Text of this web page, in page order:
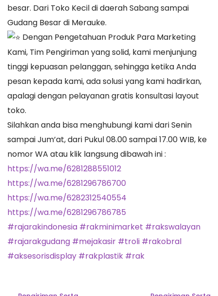
besar. Dari Toko Kecil di daerah Sabang sampai
Gudang Besar di Merauke.
Dengan Pengetahuan Produk Para Marketing
Kami, Tim Pengiriman yang solid, kami menjunjung
tinggi kepuasan pelanggan, sehingga ketika Anda
pesan kepada kami, ada solusi yang kami hadirkan,
apalagi dengan pelayanan gratis konsultasi layout
toko.
Silahkan anda bisa menghubungi kami dari Senin
sampai Jum’at, dari Pukul 08.00 sampai 17.00 WIB, ke
nomor WA atau klik langsung dibawah ini :
https://wa.me/6281288551012
https://wa.me/6281296786700
https://wa.me/6282312540554
https://wa.me/6281296786785
#rajarakindonesia #rakminimarket #rakswalayan
#rajarakgudang #mejakasir #troli #rakobral
#aksesorisdisplay #rakplastik #rak